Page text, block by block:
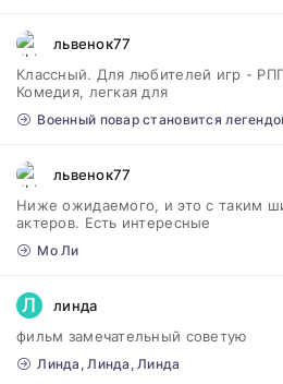
львенок77
Классный. Для любителей игр -
Комедия, легкая для
Военный повар становится
львенок77
Ниже ожидаемого, и это с таким
актеров. Есть интересные
Мо Ли
Л линда
фильм замечательный советую
Линда, Линда, Линда